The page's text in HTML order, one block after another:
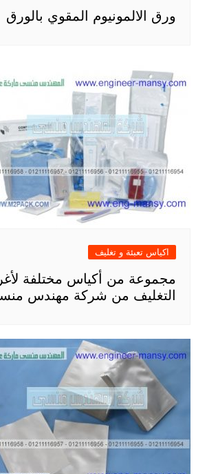
ورق الالمونيوم المقوي بالورق
اكياس تعبئة و تغليف
مجموعة من أكياس مختلفة
التغليف من شركة مهندس